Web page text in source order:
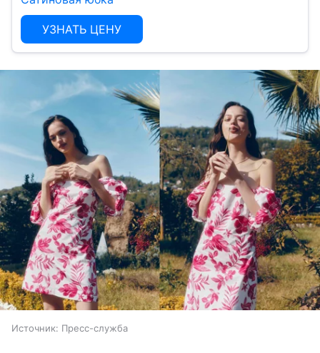
УЗНАТЬ ЦЕНУ
Источник: Пресс-служба